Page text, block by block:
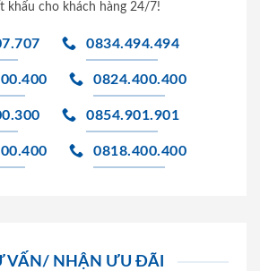
khấu cho khách hàng 24/7!
0834.494.494
0824.400.400
0854.901.901
0818.400.400
VẤN/ NHẬN ƯU ĐÃI